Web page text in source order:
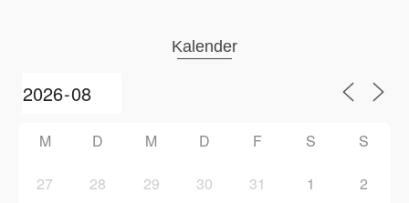
Kalender
M D M D F S S
27 28 29 30 31 1 2